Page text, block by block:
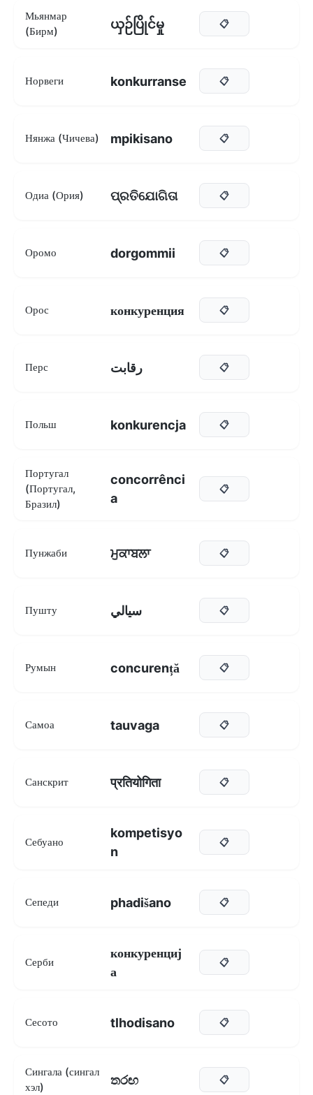
Мьянмар
(Бирм)
ယှဉ်ပြိုင်မှု 📋
Норвеги konkurranse 📋
Нянжа (Чичева) mpikisano 📋
Одиа (Ория) ପ୍ରତିଯୋଗିତା 📋
Оромо dorgommii 📋
Орос конкуренция 📋
Перс رقابت 📋
Польш konkurencja 📋
Португал
(Португал,
Бразил)
concorrênci
a
📋
Пунжаби ਮੁਕਾਬਲਾ 📋
Пушту سيالي 📋
Румын concurență 📋
Самоа tauvaga 📋
Санскрит प्रतियोगिता 📋
Себуано
kompetisyo
n
📋
Сепеди phadišano 📋
Серби
конкуренциј
а
📋
Сесото tlhodisano 📋
Сингала (сингал
хэл)
තරඟ 📋